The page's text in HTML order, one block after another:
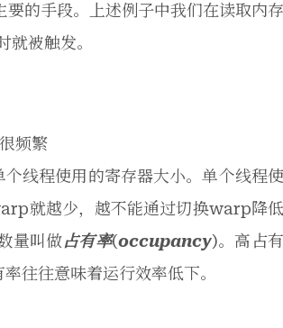
的手段。上述例子中我们在读取内
被触发。
频繁
线程使用的寄存器大小。单个线程
就越少，越不能通过切换warp降
量叫做占有率(occupancy)。高占
往往意味着运行效率低下。